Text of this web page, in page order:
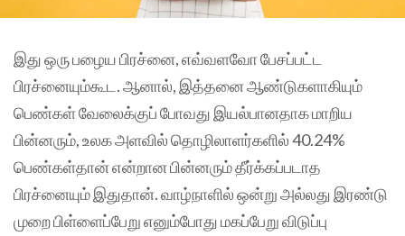
இது ஒரு பழைய பிரச்னை, எவ்வளவோ பேசப்பட்ட
பிரச்னையும்கூட. ஆனால், இத்தனை ஆண்டுகளாகியும்
பெண்கள் வேலைக்குப் போவது இயல்பானதாக மாறிய
பின்னரும், உலக அளவில் தொழிலாளர்களில் 40.24%
பெண்கள்தான் என்றான பின்னரும் தீர்க்கப்படாத
பிரச்னையும் இதுதான். வாழ்நாளில் ஒன்று அல்லது இரண்டு
முறை பிள்ளைப்பேறு எனும்போது மகப்பேறு விடுப்பு